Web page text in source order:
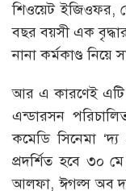
শিওয়েট ইজিওফর,
বছর বয়সী এক
নানা কর্মকাণ্ড নিয়ে
আর এ কারণেই এটি
এন্ডারসন
কমেডি সিনেমা
প্রদর্শিত হবে ৩০
আলফা, ঈগল্স অব দ্য